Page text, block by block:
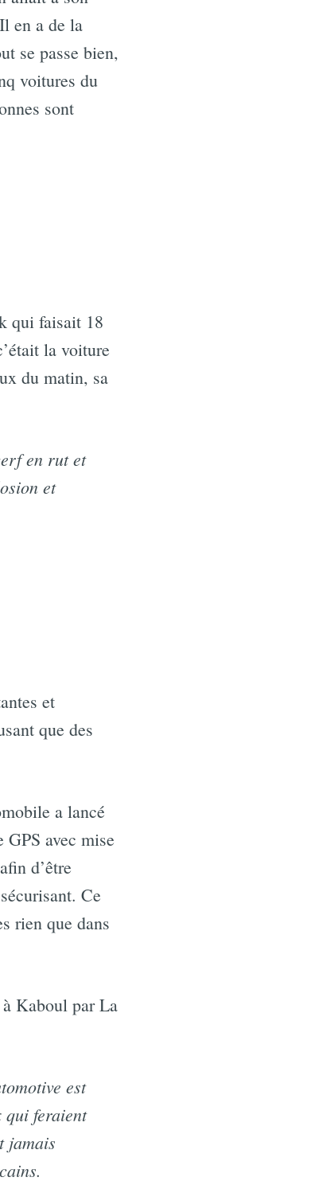
en a de la
se passe bien,
voitures du
sont
qui faisait 18
la voiture
du matin, sa
en rut et
et
et
que des
a lancé
GPS avec mise
d’être
Ce
rien que dans
Kaboul par La
est
qui feraient
jamais